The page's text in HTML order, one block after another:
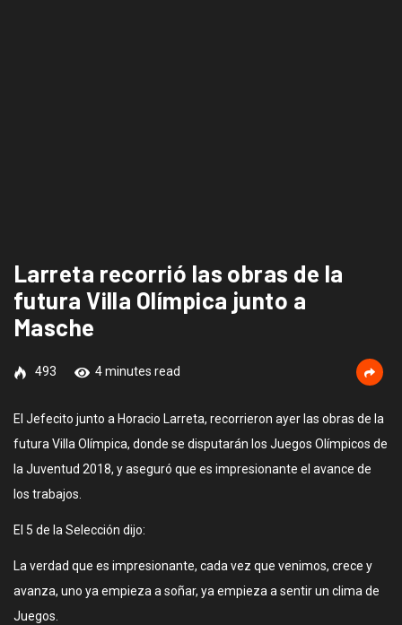
Larreta recorrió las obras de la
futura Villa Olímpica junto a
Masche
493 4 minutes read
El Jefecito junto a Horacio Larreta, recorrieron ayer las obras de la
futura Villa Olímpica, donde se disputarán los Juegos Olímpicos de
la Juventud 2018, y aseguró que es impresionante el avance de
los trabajos.
El 5 de la Selección dijo:
La verdad que es impresionante, cada vez que venimos, crece y
avanza, uno ya empieza a soñar, ya empieza a sentir un clima de
Juegos.